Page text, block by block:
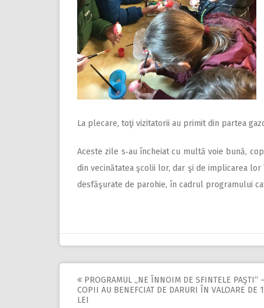
La plecare, toţi vizitatorii au primit din partea
Aceste zile s‑au încheiat cu multă voie bună,
din vecinătatea şcolii lor, dar şi de implicarea
desfăşurate de parohie, în cadrul programului
Post
PROGRAMUL „NE ÎNNOIM DE SFINTELE PAŞTI“
COPII AU BENEFCIAT DE DARURI ÎN VALOARE DE
LEI